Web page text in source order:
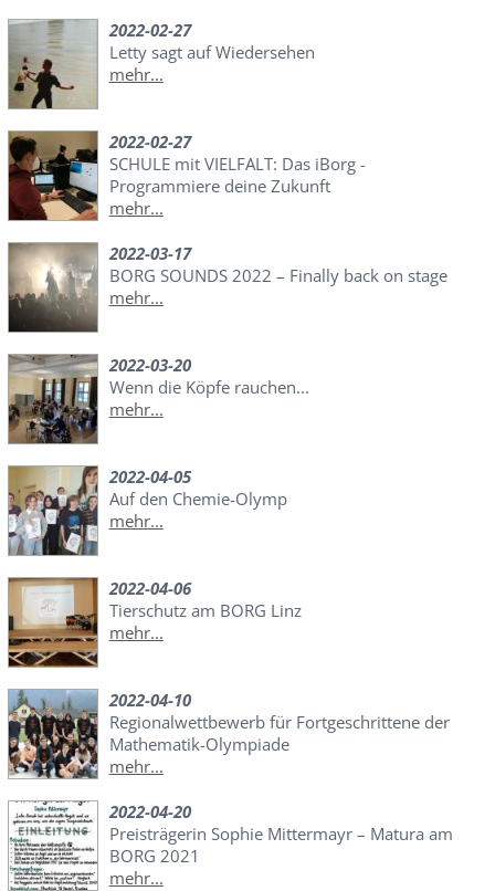
2022-02-27
Letty sagt auf Wiedersehen
mehr...
2022-02-27
SCHULE mit VIELFALT: Das iBorg -
Programmiere deine Zukunft
mehr...
2022-03-17
BORG SOUNDS 2022 – Finally back on stage
mehr...
2022-03-20
Wenn die Köpfe rauchen...
mehr...
2022-04-05
Auf den Chemie-Olymp
mehr...
2022-04-06
Tierschutz am BORG Linz
mehr...
2022-04-10
Regionalwettbewerb für Fortgeschrittene der
Mathematik-Olympiade
mehr...
2022-04-20
Preisträgerin Sophie Mittermayr – Matura am
BORG 2021
mehr...